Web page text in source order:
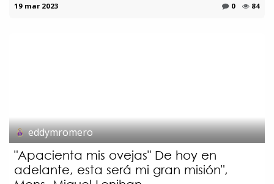
19 mar 2023 0 84
eddymromero
"Apacienta mis ovejas" De hoy en
adelante, esta será mi gran misión",